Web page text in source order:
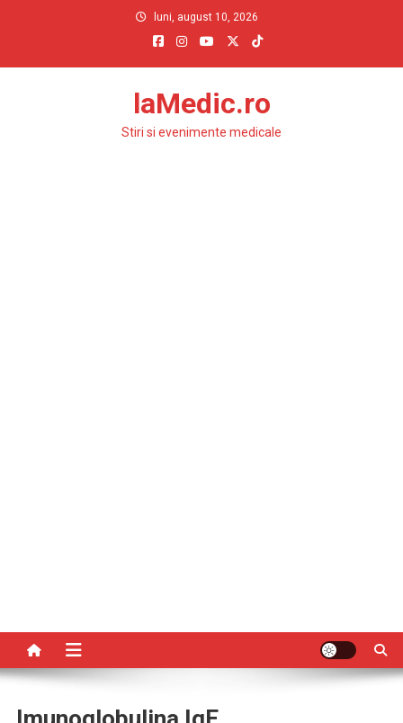
luni, august 10, 2026
laMedic.ro
Stiri si evenimente medicale